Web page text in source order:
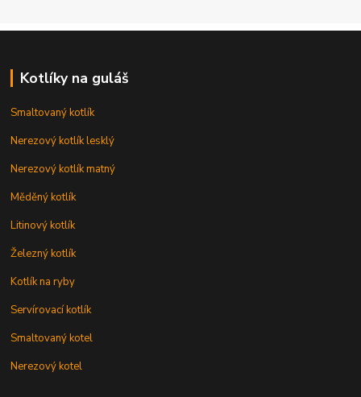
Kotlíky na guláš
Smaltovaný kotlík
Nerezový kotlík lesklý
Nerezový kotlík matný
Měděný kotlík
Litinový kotlík
Železný kotlík
Kotlík na ryby
Servírovací kotlík
Smaltovaný kotel
Nerezový kotel